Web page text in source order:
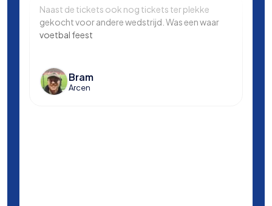
Naast de tickets ook nog tickets ter plekke
gekocht voor andere wedstrijd. Was een waar
voetbal feest
Bram
Arcen